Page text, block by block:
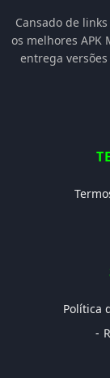
Cansado de
os melhores APK
entrega
Política